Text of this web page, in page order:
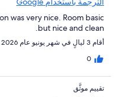
was very nice. Room basic
but nice and clean.
أقام 3 ليالٍ في شهر يونيو عام 2026
0
تقييم موثَّق